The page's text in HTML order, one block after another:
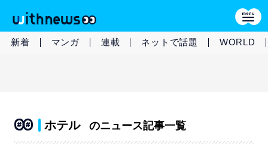
新着 マンガ 連載 ネットで話題 WORLD
ホテル のニュース記事一覧